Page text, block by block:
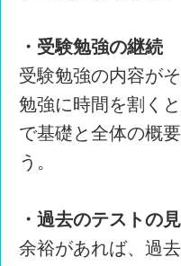
・受験勉強の継続
受験勉強の内容が
勉強に時間を割く
で基礎と全体の概
う。
・過去のテストの
余裕があれば、過